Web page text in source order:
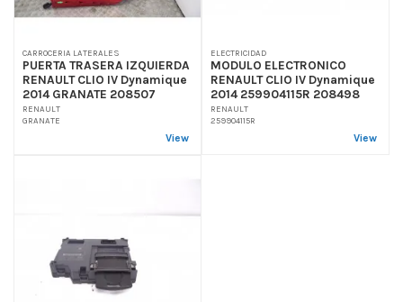
CARROCERIA LATERALES
PUERTA TRASERA IZQUIERDA
RENAULT CLIO IV Dynamique
2014 GRANATE 208507
RENAULT
GRANATE
View
ELECTRICIDAD
MODULO ELECTRONICO
RENAULT CLIO IV Dynamique
2014 259904115R 208498
RENAULT
259904115R
View